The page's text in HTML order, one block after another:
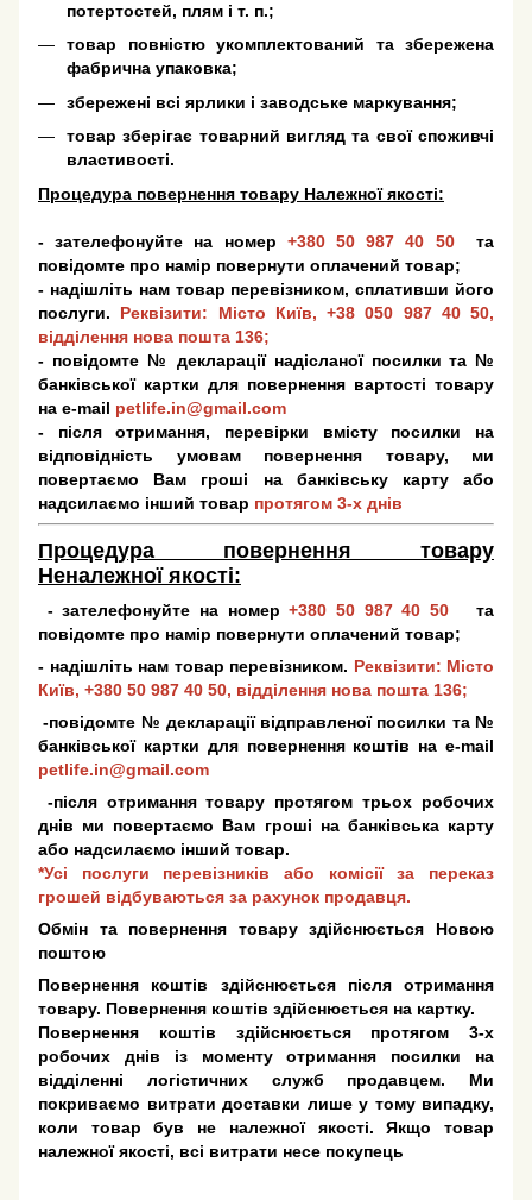
потертостей, плям і т. п.;
товар повністю укомплектований та збережена
фабрична упаковка;
збережені всі ярлики і заводське маркування;
товар зберігає товарний вигляд та свої споживчі
властивості.
Процедура повернення товару Належної якості:
- зателефонуйте на номер +380 50 987 40 50
та
повідомте про намір повернути оплачений товар;
- надішліть нам товар перевізником, сплативши його
послуги. Реквізити: Місто Київ, +38 050 987 40 50,
відділення нова пошта 136;
- повідомте № декларації надісланої посилки та №
банківської картки для повернення вартості товару
на e-mail petlife.in@gmail.com
- після отримання, перевірки вмісту посилки на
відповідність умовам повернення товару, ми
повертаємо Вам гроші на банківську карту або
надсилаємо інший товар протягом 3-х днів
Процедура повернення товару
Неналежної якості:
- зателефонуйте на номер +380 50 987 40 50
та
повідомте про намір повернути оплачений товар;
- надішліть нам товар перевізником. Реквізити: Місто
Київ, +380 50 987 40 50, відділення нова пошта 136;
-повідомте № декларації відправленої посилки та №
банківської картки для повернення коштів на e-mail
petlife.in@gmail.com
-після отримання товару протягом трьох робочих
днів ми повертаємо Вам гроші на банківська карту
або надсилаємо інший товар.
*Усі послуги перевізників або комісії за переказ
грошей відбуваються за рахунок продавця.
Обмін та повернення товару здійснюється Новою
поштою
Повернення коштів здійснюється після отримання
товару. Повернення коштів здійснюється на картку.
Повернення коштів здійснюється протягом 3-х
робочих днів із моменту отримання посилки на
відділенні логістичних служб продавцем. Ми
покриваємо витрати доставки лише у тому випадку,
коли товар був не належної якості. Якщо товар
належної якості, всі витрати несе покупець